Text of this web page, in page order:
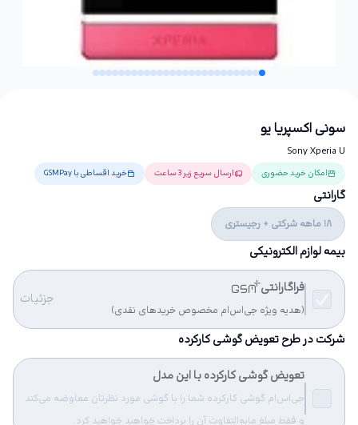
سونی اکسپریا یو
Sony Xperia U
امکان خرید حضوری ارسال سریع زیر 3 ساعت خرید اقساطی با GSMPay
گارانتی
18 ماهه شرکتی + رجیستری
بیمه لوازم الکترونیکی
فراگارانتی
(هدیه ویژه جی‌اس‌ام مخصوص خریدهای نقدی)
جزئیات
شرکت در طرح تعویض گوشی کارکرده
تعویض گوشی کارکرده با این مدل
جی‌اس‌ام گوشی کارکرده شما را با گوشی مورد نظرتان معاوضه می‌کند
و فقط مبلغ مابه‌التفاوت آن را پرداخت خواهید خواهید کرد.